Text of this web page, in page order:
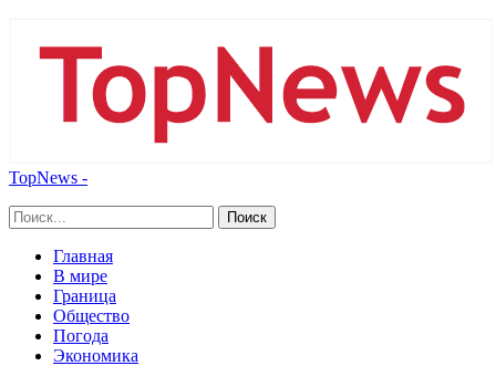
TopNews -
Главная
В мире
Граница
Общество
Погода
Экономика